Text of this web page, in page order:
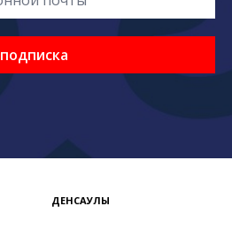
подписка
ДЕНСАУЛЫҚ